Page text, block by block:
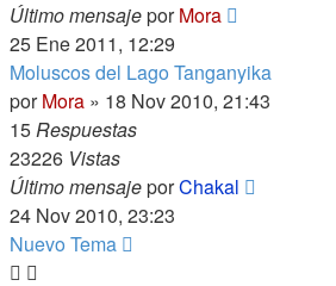
Último mensajeporMora
25 Ene 2011, 12:29
Moluscos del Lago Tanganyika
porMora » 18 Nov 2010, 21:43
15Respuestas
23226 Vistas
Último mensajeporChakal
24 Nov 2010, 23:23
Nuevo Tema